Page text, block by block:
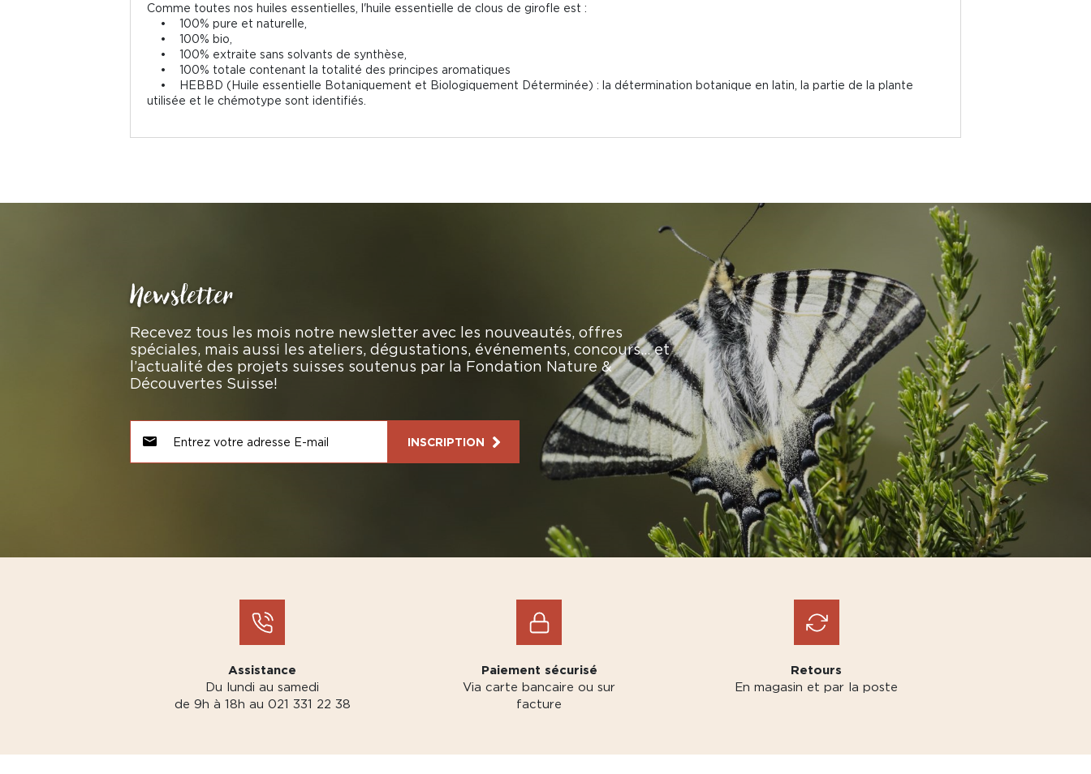
Comme toutes nos huiles essentielles, l'huile essentielle de clous de girofle est :
• 100% pure et naturelle,
• 100% bio,
• 100% extraite sans solvants de synthèse,
• 100% totale contenant la totalité des principes aromatiques
• HEBBD (Huile essentielle Botaniquement et Biologiquement Déterminée) : la détermination botanique en latin, la partie de la plante
utilisée et le chémotype sont identifiés.
Newsletter
Recevez tous les mois notre newsletter avec les nouveautés, offres
spéciales, mais aussi les ateliers, dégustations, événements, concours… et
l’actualité des projets suisses soutenus par la Fondation Nature &
Découvertes Suisse!
INSCRIPTION
Assistance
Du lundi au samedi
de 9h à 18h au 021 331 22 38
Paiement sécurisé
Via carte bancaire ou sur
facture
Retours
En magasin et par la poste